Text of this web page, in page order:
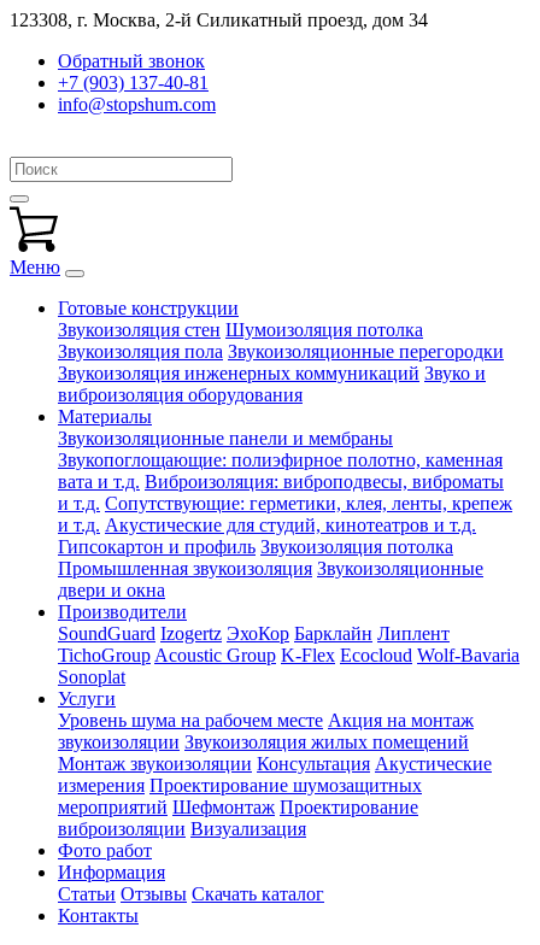
123308, г. Москва, 2-й Силикатный проезд, дом 34
Обратный звонок
+7 (903) 137-40-81
info@stopshum.com
Меню
Готовые конструкции
Звукоизоляция стен Шумоизоляция потолка
Звукоизоляция пола Звукоизоляционные перегородки
Звукоизоляция инженерных коммуникаций Звуко и
виброизоляция оборудования
Материалы
Звукоизоляционные панели и мембраны
Звукопоглощающие: полиэфирное полотно, каменная
вата и т.д. Виброизоляция: виброподвесы, виброматы
и т.д. Сопутствующие: герметики, клея, ленты, крепеж
и т.д. Акустические для студий, кинотеатров и т.д.
Гипсокартон и профиль Звукоизоляция потолка
Промышленная звукоизоляция Звукоизоляционные
двери и окна
Производители
SoundGuard Izogertz ЭхоКор Барклайн Липлент
TichoGroup Acoustic Group K-Flex Ecocloud Wolf-Bavaria
Sonoplat
Услуги
Уровень шума на рабочем месте Акция на монтаж
звукоизоляции Звукоизоляция жилых помещений
Монтаж звукоизоляции Консультация Акустические
измерения Проектирование шумозащитных
мероприятий Шефмонтаж Проектирование
виброизоляции Визуализация
Фото работ
Информация
Статьи Отзывы Скачать каталог
Контакты